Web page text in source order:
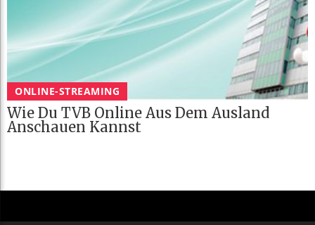
ONLINE-STREAMING
Wie Du TVB Online Aus Dem Ausland
Anschauen Kannst